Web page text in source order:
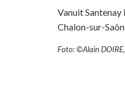
Vanuit
Chalon-sur-
Foto: ©Alain